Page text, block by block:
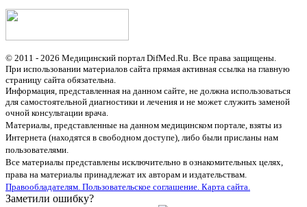
© 2011 - 2026 Медицинский портал DifMed.Ru. Все права защищены.
При использовании материалов сайта прямая активная ссылка на главную
страницу сайта обязательна.
Информация, представленная на данном сайте, не должна использоваться
для самостоятельной диагностики и лечения и не может служить заменой
очной консультации врача.
Материалы, представленные на данном медицинском портале, взяты из
Интернета (находятся в свободном доступе), либо были присланы нам
пользователями.
Все материалы представлены исключительно в ознакомительных целях,
права на материалы принадлежат их авторам и издательствам.
Правообладателям. Пользовательское соглашение. Карта сайта.
Заметили ошибку?